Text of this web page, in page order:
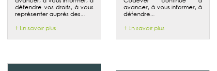
défendre vos droits, à vous
représenter auprès des...
+ En savoir plus
avancer, à vous informer, à
défendre...
+ En savoir plus